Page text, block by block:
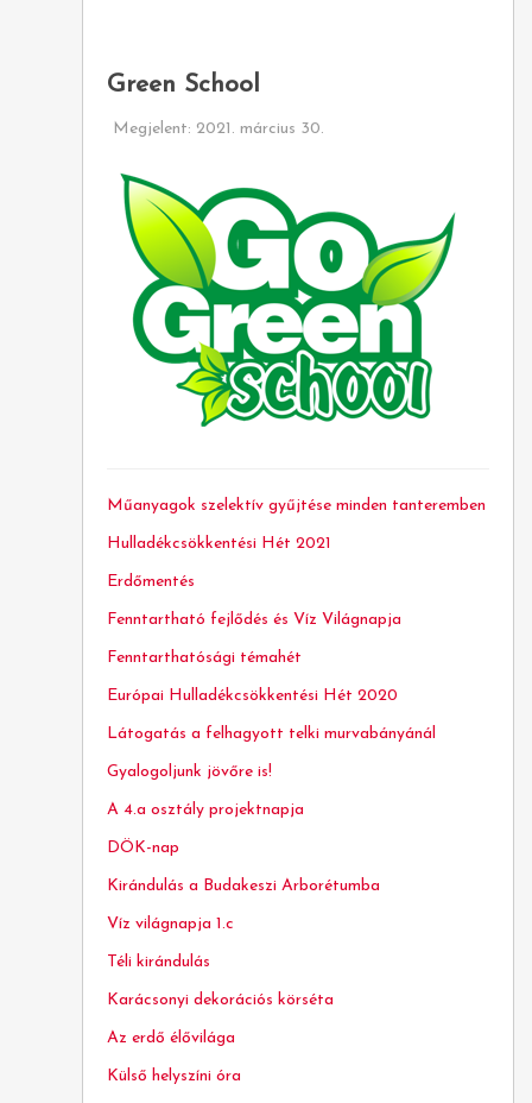
Green School
Megjelent: 2021. március 30.
Műanyagok szelektív gyűjtése minden tanteremben
Hulladékcsökkentési Hét 2021
Erdőmentés
Fenntartható fejlődés és Víz Világnapja
Fenntarthatósági témahét
Európai Hulladékcsökkentési Hét 2020
Látogatás a felhagyott telki murvabányánál
Gyalogoljunk jövőre is!
A 4.a osztály projektnapja
DÖK-nap
Kirándulás a Budakeszi Arborétumba
Víz világnapja 1.c
Téli kirándulás
Karácsonyi dekorációs körséta
Az erdő élővilága
Külső helyszíni óra